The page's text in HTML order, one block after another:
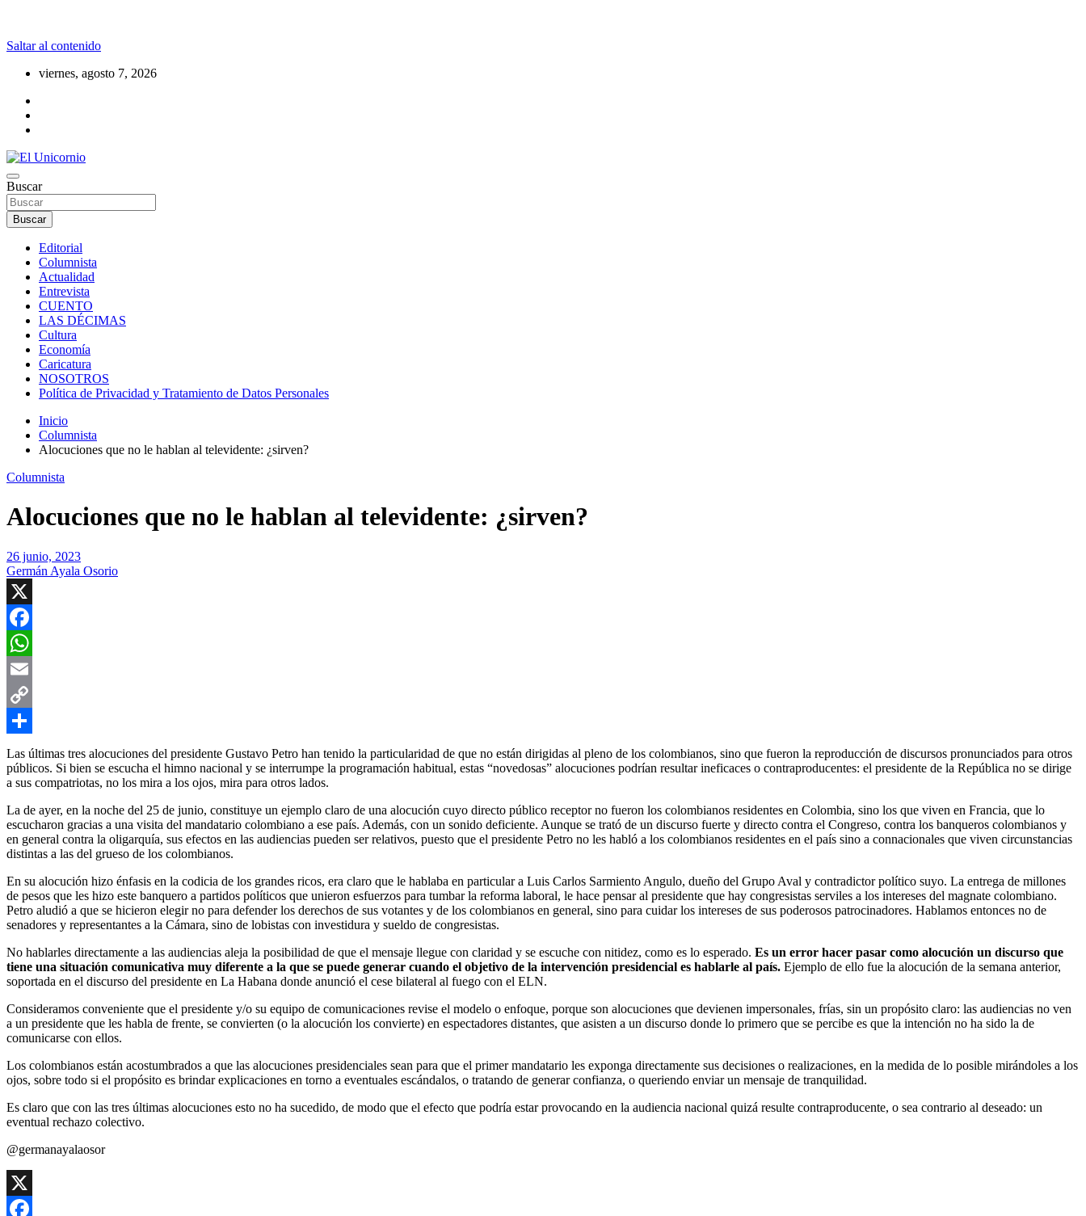
Saltar al contenido
viernes, agosto 7, 2026
El Unicornio
La realidad supera la fantasía
Buscar
Buscar
Editorial
Columnista
Actualidad
Entrevista
CUENTO
LAS DÉCIMAS
Cultura
Economía
Caricatura
NOSOTROS
Política de Privacidad y Tratamiento de Datos Personales
Inicio
Columnista
Alocuciones que no le hablan al televidente: ¿sirven?
Columnista
Alocuciones que no le hablan al televidente: ¿sirven?
26 junio, 2023
Germán Ayala Osorio
X
Facebook
WhatsApp
Email
Copy
Link
Compartir
Las últimas tres alocuciones del presidente Gustavo Petro han tenido la particularidad de que no están dirigidas al pleno de los colombianos, sino que fueron la reproducción de discursos pronunciados para otros
públicos. Si bien se escucha el himno nacional y se interrumpe la programación habitual, estas “novedosas” alocuciones podrían resultar ineficaces o contraproducentes: el presidente de la República no se dirige
a sus compatriotas, no los mira a los ojos, mira para otros lados.
La de ayer, en la noche del 25 de junio, constituye un ejemplo claro de una alocución cuyo directo público receptor no fueron los colombianos residentes en Colombia, sino los que viven en Francia, que lo
escucharon gracias a una visita del mandatario colombiano a ese país. Además, con un sonido deficiente. Aunque se trató de un discurso fuerte y directo contra el Congreso, contra los banqueros colombianos y
en general contra la oligarquía, sus efectos en las audiencias pueden ser relativos, puesto que el presidente Petro no les habló a los colombianos residentes en el país sino a connacionales que viven circunstancias
distintas a las del grueso de los colombianos.
En su alocución hizo énfasis en la codicia de los grandes ricos, era claro que le hablaba en particular a Luis Carlos Sarmiento Angulo, dueño del Grupo Aval y contradictor político suyo. La entrega de millones
de pesos que les hizo este banquero a partidos políticos que unieron esfuerzos para tumbar la reforma laboral, le hace pensar al presidente que hay congresistas serviles a los intereses del magnate colombiano.
Petro aludió a que se hicieron elegir no para defender los derechos de sus votantes y de los colombianos en general, sino para cuidar los intereses de sus poderosos patrocinadores. Hablamos entonces no de
senadores y representantes a la Cámara, sino de lobistas con investidura y sueldo de congresistas.
No hablarles directamente a las audiencias aleja la posibilidad de que el mensaje llegue con claridad y se escuche con nitidez, como es lo esperado. Es un error hacer pasar como alocución un discurso que
tiene una situación comunicativa muy diferente a la que se puede generar cuando el objetivo de la intervención presidencial es hablarle al país. Ejemplo de ello fue la alocución de la semana anterior,
soportada en el discurso del presidente en La Habana donde anunció el cese bilateral al fuego con el ELN.
Consideramos conveniente que el presidente y/o su equipo de comunicaciones revise el modelo o enfoque, porque son alocuciones que devienen impersonales, frías, sin un propósito claro: las audiencias no ven
a un presidente que les habla de frente, se convierten (o la alocución los convierte) en espectadores distantes, que asisten a un discurso donde lo primero que se percibe es que la intención no ha sido la de
comunicarse con ellos.
Los colombianos están acostumbrados a que las alocuciones presidenciales sean para que el primer mandatario les exponga directamente sus decisiones o realizaciones, en la medida de lo posible mirándoles a los
ojos, sobre todo si el propósito es brindar explicaciones en torno a eventuales escándalos, o tratando de generar confianza, o queriendo enviar un mensaje de tranquilidad.
Es claro que con las tres últimas alocuciones esto no ha sucedido, de modo que el efecto que podría estar provocando en la audiencia nacional quizá resulte contraproducente, o sea contrario al deseado: un
eventual rechazo colectivo.
@germanayalaosor
X